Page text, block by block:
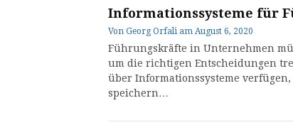
Informationssysteme für
Von Georg Orfali am August 6, 2020
Führungskräfte in Unternehmen
um die richtigen Entscheidungen
über Informationssysteme
speichern…